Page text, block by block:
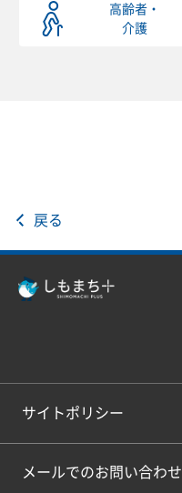
高齢者・
介護
戻る
サイトポリシー
メールでのお問い合わせ